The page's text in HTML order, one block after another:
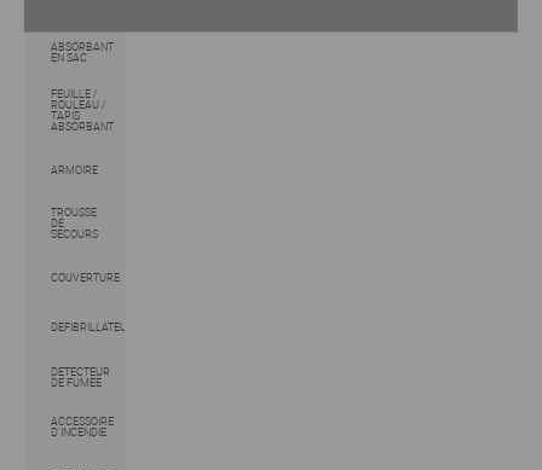
ABSORBANT
EN SAC
FEUILLE /
ROULEAU /
TAPIS
ABSORBANT
ARMOIRE
TROUSSE
DE
SECOURS
COUVERTURE
DEFIBRILLATEUR
DETECTEUR
DE FUMEE
ACCESSOIRE
D'INCENDIE